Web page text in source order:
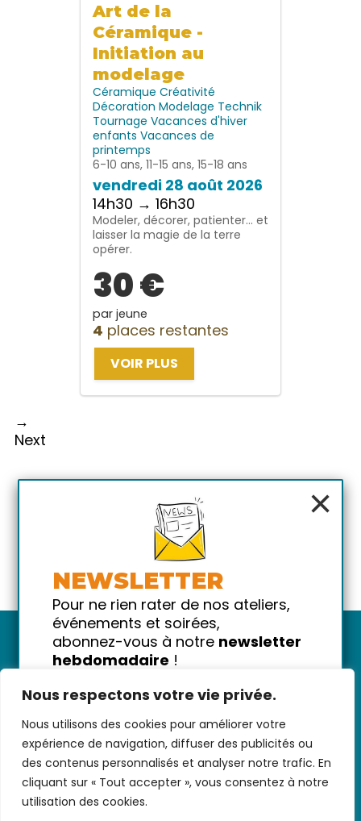
Nous respectons votre vie privée.
Nous utilisons des cookies pour améliorer votre
expérience de navigation, diffuser des publicités ou
des contenus personnalisés et analyser notre trafic. En
cliquant sur « Tout accepter », vous consentez à notre
utilisation des cookies.
Art de la
Céramique -
Initiation au
modelage
Céramique Créativité
Décoration Modelage Technik
Tournage Vacances d'hiver
enfants Vacances de
printemps
6-10 ans, 11-15 ans, 15-18 ans
vendredi 28 août 2026
14h30 → 16h30
Modeler, décorer, patienter… et
laisser la magie de la terre
opérer.
30 €
par jeune
4 places restantes
VOIR PLUS
→
Next
Nous contacter- CGV/CGU-Données
personnelles-Infos pratiques- FAQ
×
NEWSLETTER
Pour ne rien rater de nos ateliers,
événements et soirées,
abonnez-vous à notre newsletter
hebdomadaire !
!
Votre email